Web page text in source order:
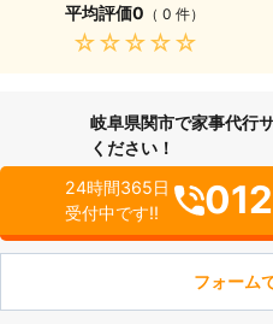
平均評価0 （ 0 件）
★★★★★
岐阜県関市で家事代行
ください！
24時間365日
受付中です!!
フォーム